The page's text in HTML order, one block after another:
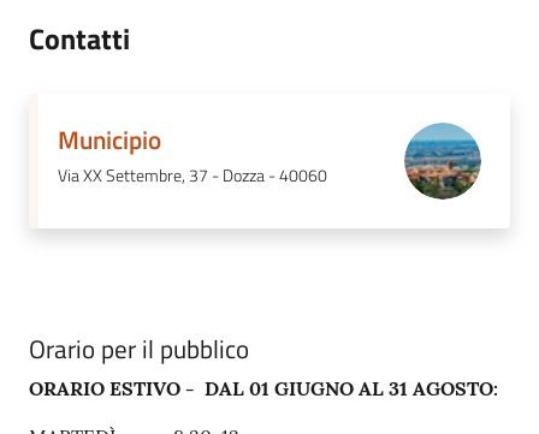
Contatti
Municipio
Via XX Settembre, 37 - Dozza - 40060
Orario per il pubblico
ORARIO ESTIVO - DAL 01 GIUGNO AL 31 AGOSTO: